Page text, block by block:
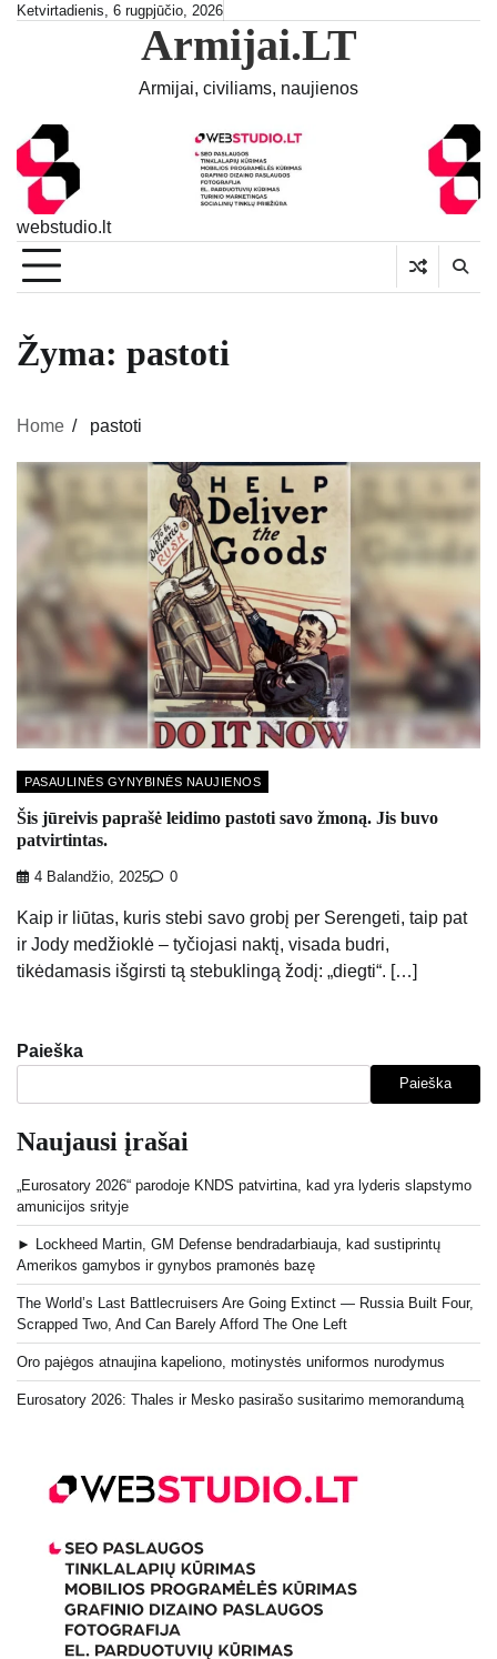
SkipKetvirtadienis, 6 rugpjūčio, 2026
Armijai.LT
Armijai, civiliams, naujienos
webstudio.lt
Žyma: pastoti
Home pastoti
PASAULINĖS GYNYBINĖS NAUJIENOS
Šis jūreivis paprašė leidimo pastoti savo žmoną. Jis buvo
patvirtintas.
4 Balandžio, 2025 0
Kaip ir liūtas, kuris stebi savo grobį per Serengeti, taip pat
ir Jody medžioklė – tyčiojasi naktį, visada budri,
tikėdamasis išgirsti tą stebuklingą žodį: „diegti“. […]
Paieška
Paieška
Naujausi įrašai
„Eurosatory 2026“ parodoje KNDS patvirtina, kad yra lyderis slapstymo
amunicijos srityje
► Lockheed Martin, GM Defense bendradarbiauja, kad sustiprintų
Amerikos gamybos ir gynybos pramonės bazę
The World’s Last Battlecruisers Are Going Extinct — Russia Built Four,
Scrapped Two, And Can Barely Afford The One Left
Oro pajėgos atnaujina kapeliono, motinystės uniformos nurodymus
Eurosatory 2026: Thales ir Mesko pasirašo susitarimo memorandumą